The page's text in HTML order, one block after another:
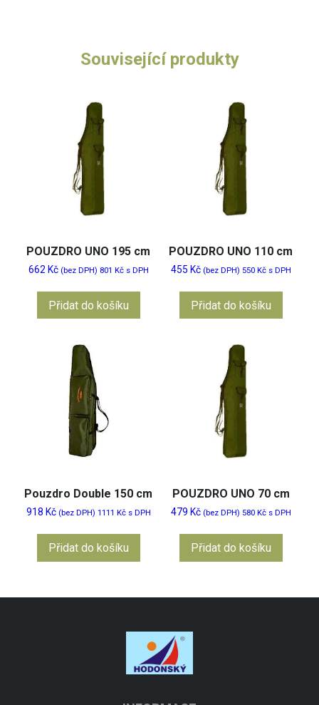
Související produkty
POUZDRO UNO 195 cm
662 Kč (bez DPH) 801 Kčs DPH
Přidat do košíku
POUZDRO UNO 110 cm
455 Kč (bez DPH) 550 Kčs DPH
Přidat do košíku
Pouzdro Double 150 cm
918 Kč (bez DPH) 1111 Kčs DPH
Přidat do košíku
POUZDRO UNO 70 cm
479 Kč (bez DPH) 580 Kčs DPH
Přidat do košíku